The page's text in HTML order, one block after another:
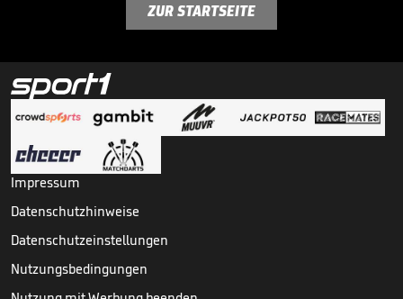
ZUR STARTSEITE
Impressum
Datenschutzhinweise
Datenschutzeinstellungen
Nutzungsbedingungen